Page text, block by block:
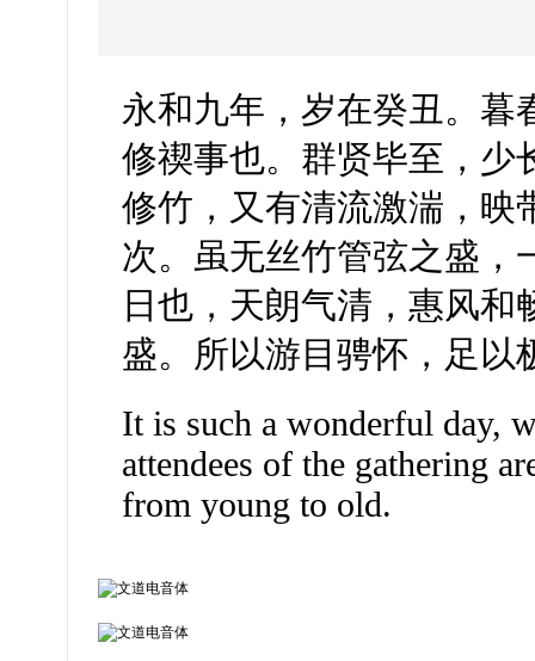
永和九年，岁在癸丑。暮
修禊事也。群贤毕至，少
修竹，又有清流激湍，映
次。虽无丝竹管弦之盛，
日也，天朗气清，惠风
盛。所以游目骋怀，足以
It is such a wonderful day,
attendees of the gathering
from young to old.